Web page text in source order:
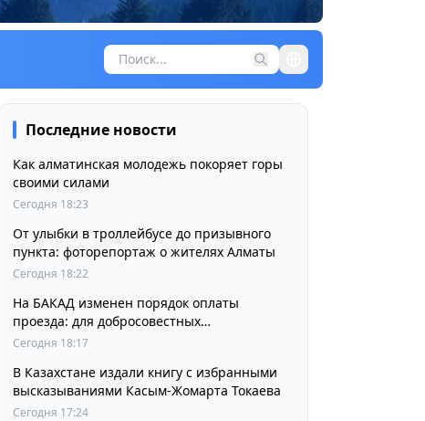
Последние новости
Как алматинская молодежь покоряет горы
своими силами
Сегодня 18:23
От улыбки в троллейбусе до призывного
пункта: фоторепортаж о жителях Алматы
Сегодня 18:22
На БАКАД изменен порядок оплаты
проезда: для добросовестных
пользователей стоимость остается
Сегодня 18:17
В Казахстане издали книгу с избранными
высказываниями Касым-Жомарта Токаева
Сегодня 17:24